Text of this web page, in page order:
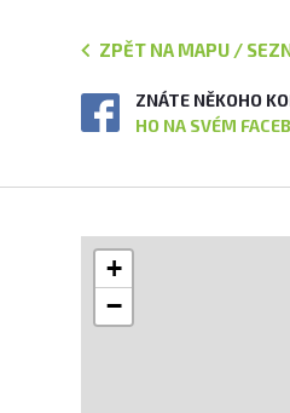
ZPĚT NA MAPU /
ZNÁTE NĚKOHO
HO NA SVÉM
+
−